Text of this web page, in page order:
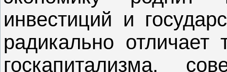
инвестиций и
радикально
госкапитализма,